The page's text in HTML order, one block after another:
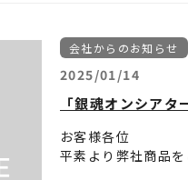
■事業系プロデュー
バンダイナムコピ
会社からのお知らせ
2025/01/14
「銀魂オンシア
お客様各位
平素より弊社商品